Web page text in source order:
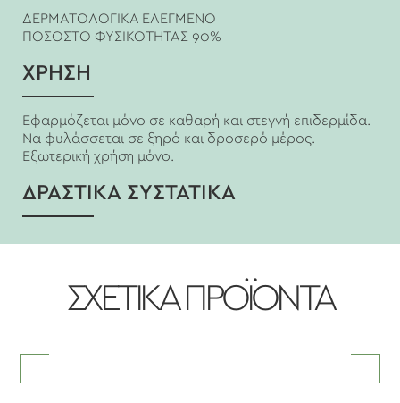
ΔΕΡΜΑΤΟΛΟΓΙΚΑ ΕΛΕΓΜΕΝΟ
ΠΟΣΟΣΤΟ ΦΥΣΙΚΟΤΗΤΑΣ 90%
ΧΡΗΣΗ
Εφαρμόζεται μόνο σε καθαρή και στεγνή επιδερμίδα.
Να φυλάσσεται σε ξηρό και δροσερό μέρος.
Εξωτερική χρήση μόνο.
ΔΡΑΣΤΙΚΑ ΣΥΣΤΑΤΙΚΑ
ΣΧΕΤΙΚΑ ΠΡΟΪΟΝΤΑ